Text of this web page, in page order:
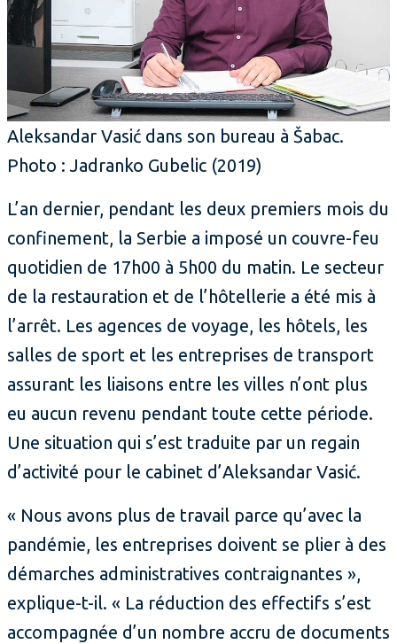
Aleksandar Vasić dans son bureau à Šabac.
Photo : Jadranko Gubelic (2019)
L’an dernier, pendant les deux premiers mois du
confinement, la Serbie a imposé un couvre-feu
quotidien de 17h00 à 5h00 du matin. Le secteur
de la restauration et de l’hôtellerie a été mis à
l’arrêt. Les agences de voyage, les hôtels, les
salles de sport et les entreprises de transport
assurant les liaisons entre les villes n’ont plus
eu aucun revenu pendant toute cette période.
Une situation qui s’est traduite par un regain
d’activité pour le cabinet d’Aleksandar Vasić.
« Nous avons plus de travail parce qu’avec la
pandémie, les entreprises doivent se plier à des
démarches administratives contraignantes »,
explique-t-il. « La réduction des effectifs s’est
accompagnée d’un nombre accru de documents